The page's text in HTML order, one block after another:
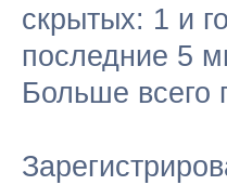
скрытых: 1 и
последние 5
Больше всего